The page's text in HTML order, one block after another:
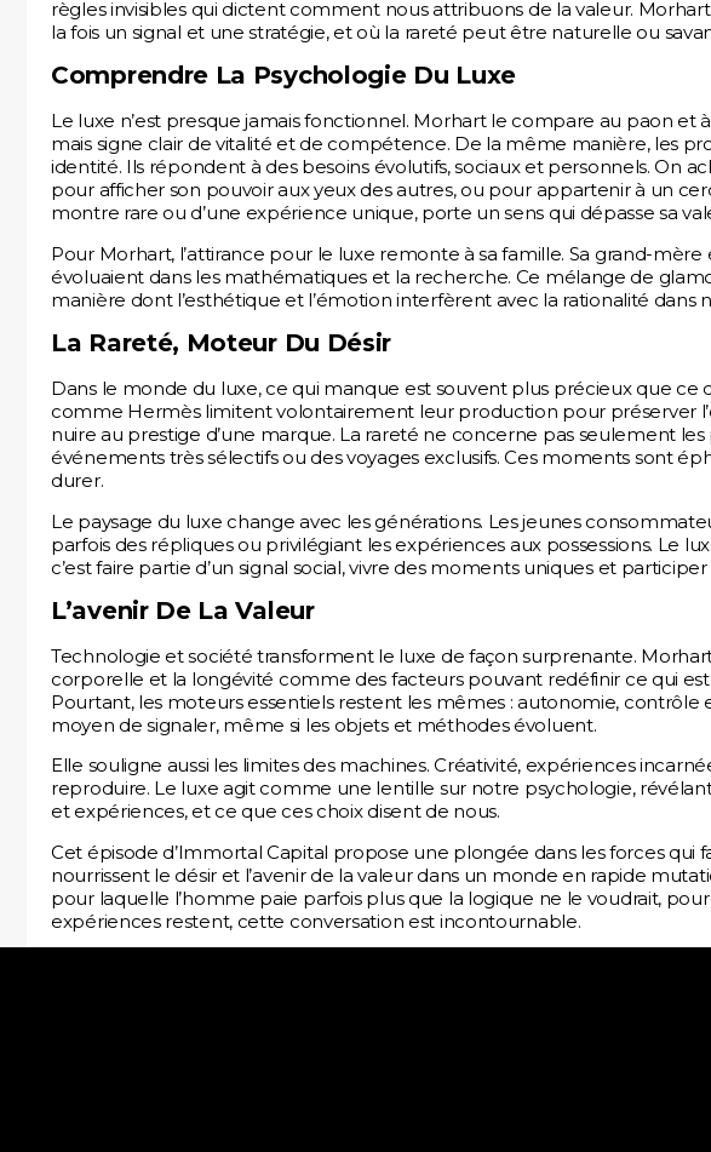
règles invisibles qui dictent comment nous attribuons de la valeur.
la fois un signal et une stratégie, et où la rareté peut être naturelle ou
Comprendre La Psychologie Du Luxe
Le luxe n’est presque jamais fonctionnel. Morhart le compare au paon
mais signe clair de vitalité et de compétence. De la même manière, les
identité. Ils répondent à des besoins évolutifs, sociaux et personnels. On
pour afficher son pouvoir aux yeux des autres, ou pour appartenir à un
montre rare ou d’une expérience unique, porte un sens qui dépasse sa
Pour Morhart, l’attirance pour le luxe remonte à sa famille. Sa grand-
évoluaient dans les mathématiques et la recherche. Ce mélange de
manière dont l’esthétique et l’émotion interfèrent avec la rationalité dans
La Rareté, Moteur Du Désir
Dans le monde du luxe, ce qui manque est souvent plus précieux que ce
comme Hermès limitent volontairement leur production pour préserver
nuire au prestige d’une marque. La rareté ne concerne pas seulement
événements très sélectifs ou des voyages exclusifs. Ces moments sont
durer.
Le paysage du luxe change avec les générations. Les jeunes
parfois des répliques ou privilégiant les expériences aux possessions. Le
c’est faire partie d’un signal social, vivre des moments uniques et
L’avenir De La Valeur
Technologie et société transforment le luxe de façon surprenante.
corporelle et la longévité comme des facteurs pouvant redéfinir ce qui
Pourtant, les moteurs essentiels restent les mêmes : autonomie,
moyen de signaler, même si les objets et méthodes évoluent.
Elle souligne aussi les limites des machines. Créativité, expériences
reproduire. Le luxe agit comme une lentille sur notre psychologie,
et expériences, et ce que ces choix disent de nous.
Cet épisode d’Immortal Capital propose une plongée dans les forces
nourrissent le désir et l’avenir de la valeur dans un monde en rapide
pour laquelle l’homme paie parfois plus que la logique ne le voudrait,
expériences restent, cette conversation est incontournable.